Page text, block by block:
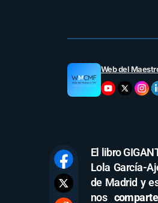
Web del
El libro
Lola García-
de Madrid y
nos